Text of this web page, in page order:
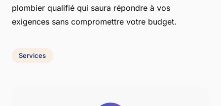
plombier qualifié qui saura répondre à vos
exigences sans compromettre votre budget.
Services